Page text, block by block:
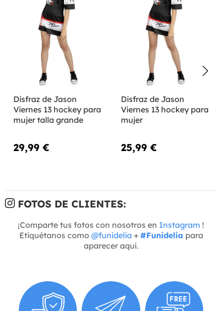
Disfraz de Jason
Viernes 13 hockey para
mujer talla grande
29,99 €
Disfraz de Jason
Viernes 13 hockey para
mujer
25,99 €
FOTOS DE CLIENTES:
¡Comparte tus fotos con nosotros en Instagram !
Etiquétanos como @funidelia + #Funidelia para
aparecer aquí.